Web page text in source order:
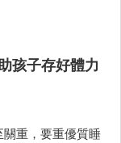
孩子存好體力
重，要重優質睡